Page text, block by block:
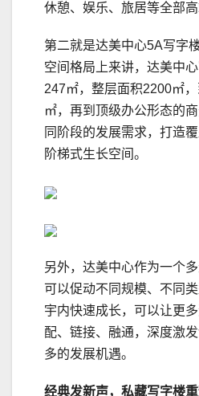
休憩、娱乐、旅居等全部高
第二就是达美中心5A写字
空间格局上来讲，达美中
247㎡，整层面积2200㎡
㎡，再到顶级办公形态的
同阶段的发展需求，打造
阶梯式生长空间。
另外，达美中心作为一个
可以促动不同规模、不同
宇内快速成长，可以让更
配、链接、融通，深度激
多的发展机遇。
经典发新声，私藏写字楼